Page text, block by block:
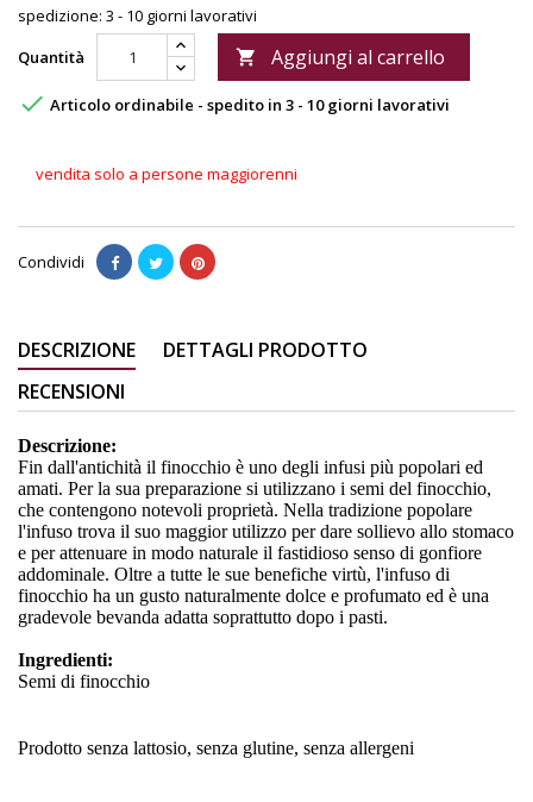
spedizione: 3 - 10 giorni lavorativi
Quantità
 Aggiungi al carrello
 Articolo ordinabile - spedito in 3 - 10 giorni lavorativi
vendita solo a persone maggiorenni
Condividi
DESCRIZIONE
DETTAGLI PRODOTTO
RECENSIONI
Descrizione:
Fin dall'antichità il finocchio è uno degli infusi più popolari ed
amati. Per la sua preparazione si utilizzano i semi del finocchio,
che contengono notevoli proprietà. Nella tradizione popolare
l'infuso trova il suo maggior utilizzo per dare sollievo allo stomaco
e per attenuare in modo naturale il fastidioso senso di gonfiore
addominale. Oltre a tutte le sue benefiche virtù, l'infuso di
finocchio ha un gusto naturalmente dolce e profumato ed è una
gradevole bevanda adatta soprattutto dopo i pasti.
Ingredienti:
Semi di finocchio
Prodotto senza lattosio, senza glutine, senza allergeni